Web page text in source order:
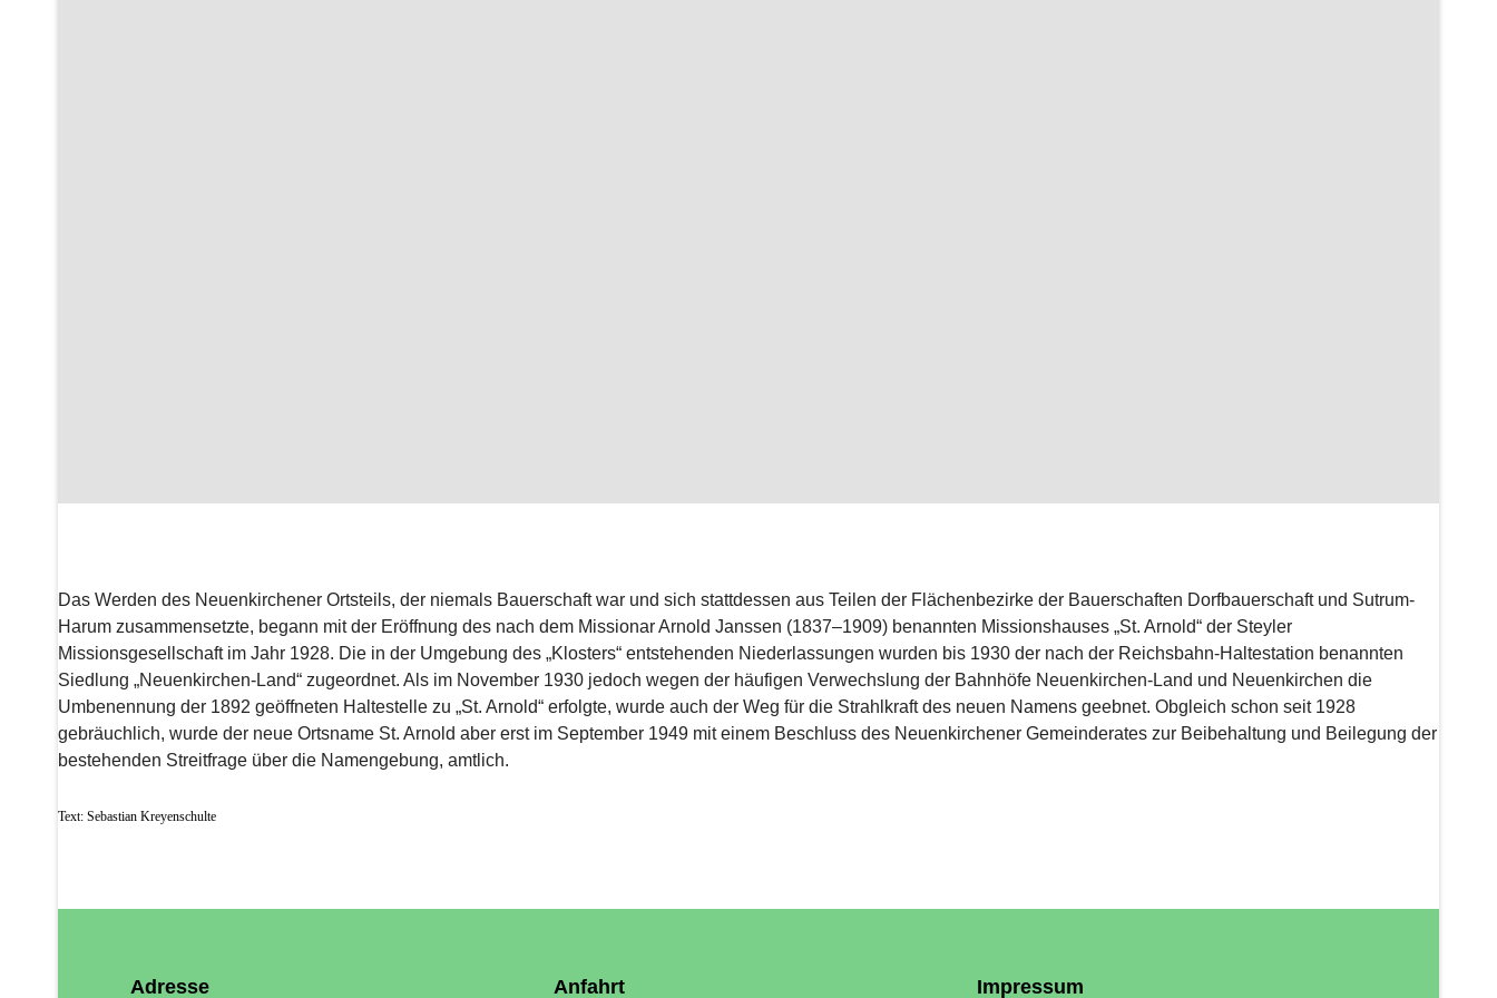
Das Werden des Neuenkirchener Ortsteils, der niemals Bauerschaft war und sich stattdessen aus Teilen der Flächenbezirke der Bauerschaften Dorfbauerschaft und Sutrum-
Harum zusammensetzte, begann mit der Eröffnung des nach dem Missionar Arnold Janssen (1837–1909) benannten Missionshauses „St. Arnold“ der Steyler
Missionsgesellschaft im Jahr 1928. Die in der Umgebung des „Klosters“ entstehenden Niederlassungen wurden bis 1930 der nach der Reichsbahn-Haltestation benannten
Siedlung „Neuenkirchen-Land“ zugeordnet. Als im November 1930 jedoch wegen der häufigen Verwechslung der Bahnhöfe Neuenkirchen-Land und Neuenkirchen die
Umbenennung der 1892 geöffneten Haltestelle zu „St. Arnold“ erfolgte, wurde auch der Weg für die Strahlkraft des neuen Namens geebnet. Obgleich schon seit 1928
gebräuchlich, wurde der neue Ortsname St. Arnold aber erst im September 1949 mit einem Beschluss des Neuenkirchener Gemeinderates zur Beibehaltung und Beilegung der
bestehenden Streitfrage über die Namengebung, amtlich.
Text: Sebastian Kreyenschulte
Adresse Anfahrt Impressum